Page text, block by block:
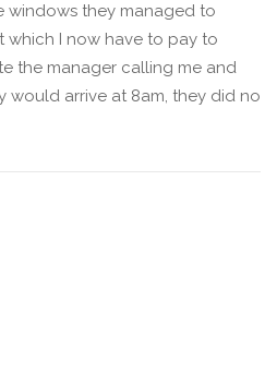
windows they managed to
which I now have to pay to
the manager calling me and
would arrive at 8am, they did no